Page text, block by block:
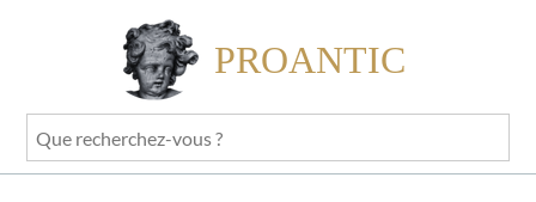
PROANTIC
Que
recherchez-